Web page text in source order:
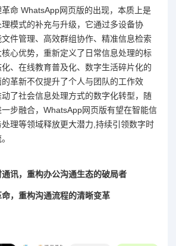
命 WhatsApp网页版的出现，本质上是
模式的补充与升级，它通过多设备协
件管理、高效群组协作、精准信息检索
心优势，重新定义了日常信息处理的标
、在线教育普及化、数字生活碎片化的
革新不仅提升了个人与团队的工作效
了社会信息处理方式的数字化转型，随
步融合，WhatsApp网页版有望在智能信
理等领域释放更大潜力,持续引领数字时
讯，重构办公沟通生态的破局者
，重构沟通流程的清晰变革